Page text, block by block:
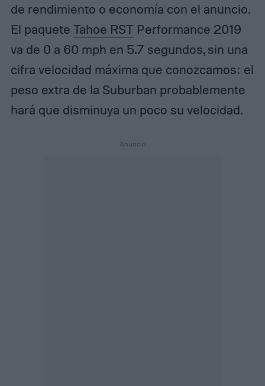
de rendimiento o economía con el anuncio.
El paquete Tahoe RST Performance 2019
va de 0 a 60 mph en 5.7 segundos, sin una
cifra velocidad máxima que conozcamos: el
peso extra de la Suburban probablemente
hará que disminuya un poco su velocidad.